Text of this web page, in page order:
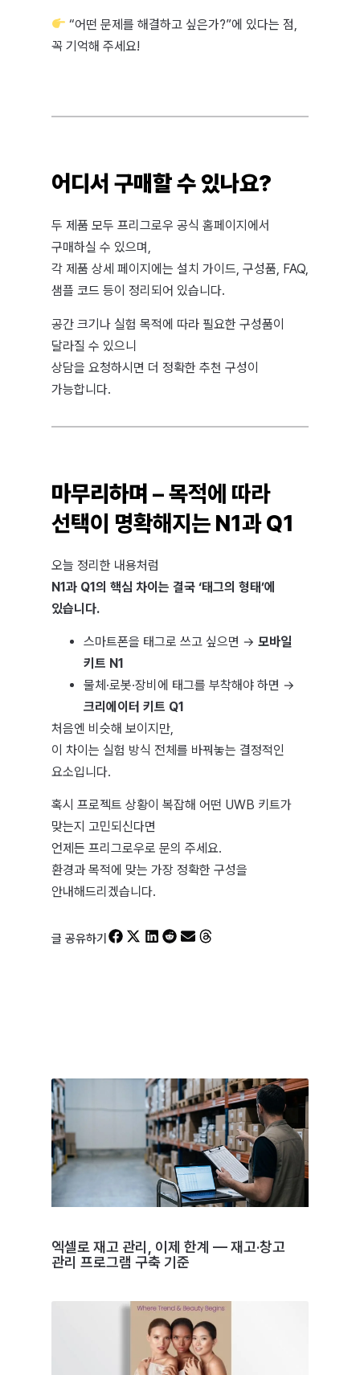
“어떤 문제를 해결하고 싶은가?”에 있다는 점,
꼭 기억해 주세요!
어디서 구매할 수 있나요?
두 제품 모두 프리그로우 공식 홈페이지에서
구매하실 수 있으며,
각 제품 상세 페이지에는 설치 가이드, 구성품, FAQ,
샘플 코드 등이 정리되어 있습니다.
공간 크기나 실험 목적에 따라 필요한 구성품이
달라질 수 있으니
상담을 요청하시면 더 정확한 추천 구성이
가능합니다.
마무리하며 – 목적에 따라
선택이 명확해지는 N1과 Q1
오늘 정리한 내용처럼
N1과 Q1의 핵심 차이는 결국 ‘태그의 형태’에
있습니다.
스마트폰을 태그로 쓰고 싶으면 → 모바일
키트 N1
물체·로봇·장비에 태그를 부착해야 하면 →
크리에이터 키트 Q1
처음엔 비슷해 보이지만,
이 차이는 실험 방식 전체를 바꿔놓는 결정적인
요소입니다.
혹시 프로젝트 상황이 복잡해 어떤 UWB 키트가
맞는지 고민되신다면
언제든 프리그로우로 문의 주세요.
환경과 목적에 맞는 가장 정확한 구성을
안내해드리겠습니다.
글 공유하기
엑셀로 재고 관리, 이제 한계 — 재고·창고
관리 프로그램 구축 기준